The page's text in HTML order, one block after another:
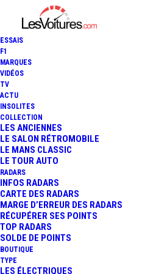
ESSAIS
F1
MARQUES
VIDÉOS
TV
ACTU
INSOLITES
COLLECTION
LES ANCIENNES
LE SALON RÉTROMOBILE
LE MANS CLASSIC
LE TOUR AUTO
RADARS
INFOS RADARS
CARTE DES RADARS
MARGE D’ERREUR DES RADARS
RÉCUPÉRER SES POINTS
TOP RADARS
SOLDE DE POINTS
BOUTIQUE
TYPE
LES ÉLECTRIQUES